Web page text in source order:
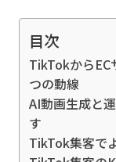
目次
TikTokからEC
つの動線
AI動画生成と
す
TikTok集客で